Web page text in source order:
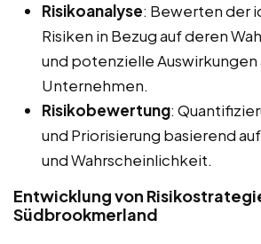
Risikoanalyse: Bewerten der
Risiken in Bezug auf deren
und potenzielle Auswirkungen
Unternehmen.
Risikobewertung:
und Priorisierung basierend
und Wahrscheinlichkeit.
Entwicklung von
Südbrookmerland